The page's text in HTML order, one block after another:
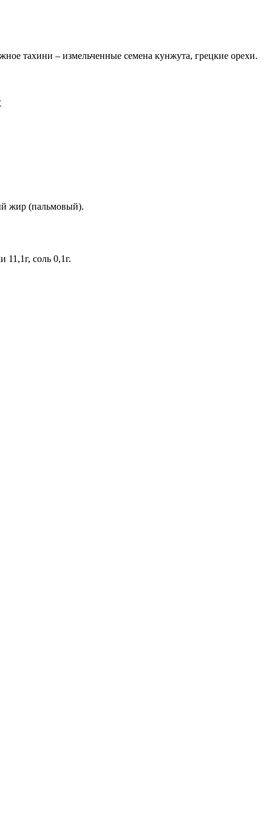
тахини – измельченные семена кунжута, грецкие орехи.
жир (пальмовый).
соль 0,1г.